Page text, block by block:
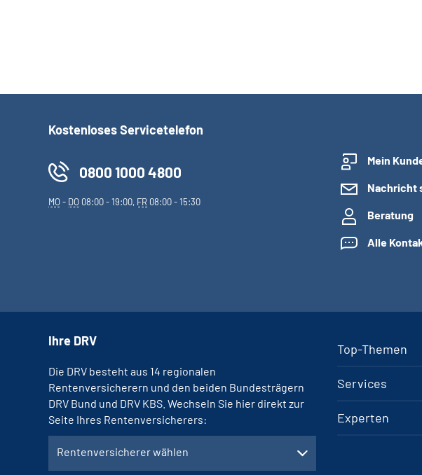
Kostenloses Servicetelefon
0800 1000 4800
MO- DO 08:00 - 19:00, FR 08:00 - 15:30
Mein
Nachricht
Beratung
Alle
Top-Themen
Services
Experten
Ihre DRV
Die DRV besteht aus 14 regionalen
Rentenversicherern und den beiden Bundesträgern
DRV Bund und DRV KBS. Wechseln Sie hier direkt zur
Seite Ihres Rentenversicherers:
Rentenversicherer wählen